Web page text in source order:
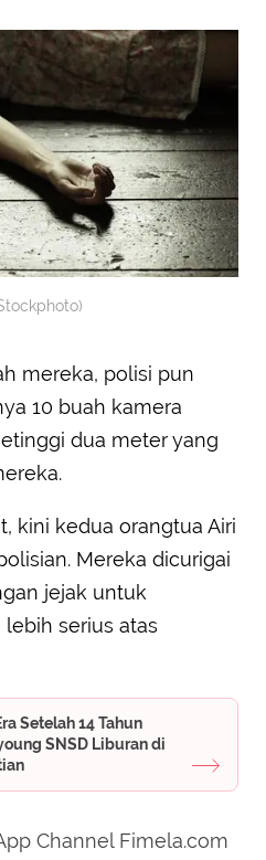
mereka, polisi pun
10 buah kamera
dua meter yang
kini kedua orangtua Airi
Mereka dicurigai
jejak untuk
serius atas
Setelah 14 Tahun
SNSD Liburan di
Channel Fimela.com